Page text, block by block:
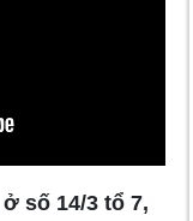
số 14/3 tổ 7,